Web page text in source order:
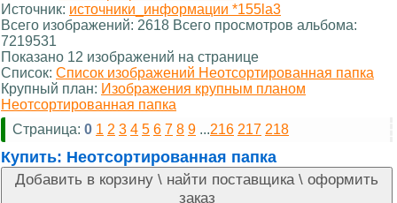
Источник: источники_информации *155la3
Всего изображений: 2618 Всего просмотров альбома:
7219531
Показано 12 изображений на странице
Список: Список изображений Неотсортированная папка
Крупный план: Изображения крупным планом
Неотсортированная папка
Страница: 0 1 2 3 4 5 6 7 8 9 ...216 217 218
Купить: Неотсортированная папка